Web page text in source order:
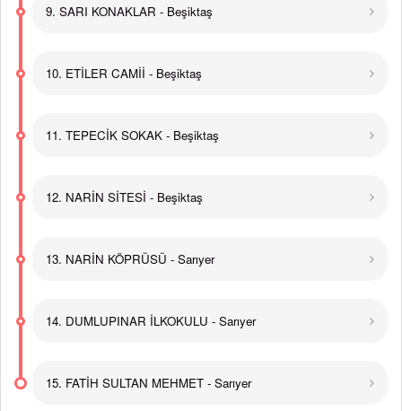
9. SARI KONAKLAR - Beşiktaş
10. ETİLER CAMİİ - Beşiktaş
11. TEPECİK SOKAK - Beşiktaş
12. NARİN SİTESİ - Beşiktaş
13. NARİN KÖPRÜSÜ - Sarıyer
14. DUMLUPINAR İLKOKULU - Sarıyer
15. FATİH SULTAN MEHMET - Sarıyer